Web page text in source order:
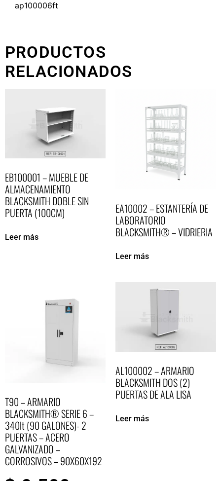
ap100006ft
PRODUCTOS
RELACIONADOS
EB100001 – MUEBLE DE
ALMACENAMIENTO
BLACKSMITH DOBLE SIN
PUERTA (100CM)
Leer más
EA10002 – ESTANTERÍA DE
LABORATORIO
BLACKSMITH® – VIDRIERIA
Leer más
T90 – ARMARIO
BLACKSMITH® SERIE 6 –
340lt (90 GALONES)- 2
PUERTAS – ACERO
GALVANIZADO –
CORROSIVOS – 90X60X192
AL100002 – ARMARIO
BLACKSMITH DOS (2)
PUERTAS DE ALA LISA
Leer más